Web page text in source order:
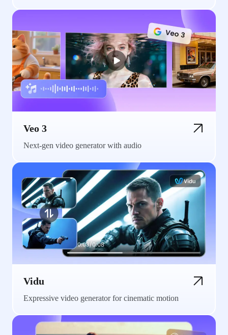
Veo 3
Next-gen video generator with audio
Vidu
Expressive video generator for cinematic motion